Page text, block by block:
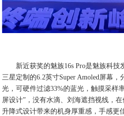
新近获奖的魅族16s Pro是魅族科
三星定制的6.2英寸Super Amoled屏幕，
光，可硬件过滤33%的蓝光，触摸采样
屏设计”，没有水滴、刘海遮挡视线，
升降式设计带来的机身厚重感，手感更